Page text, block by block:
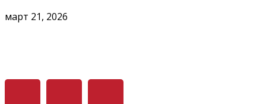
март 21, 2026